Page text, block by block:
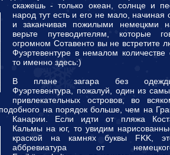
скажешь - только океан, солнце и
народ тут есть и его не мало, начиная
и заканчивая пожилыми немецкми
верьте путеводителям, которые
огромном Сотавенто вы не встретите
Фуэртевентуре в немалом количестве
то именно здесь:)
В плане загара без
Фуэртевентура, пожалуй, один из
привлекательных островов, во
на порядок больше, чем на
Канарии. Если идти от пляжа
Кальмы на юг, то увидим
краской на камнях буквы FKK,
аббревиатура от